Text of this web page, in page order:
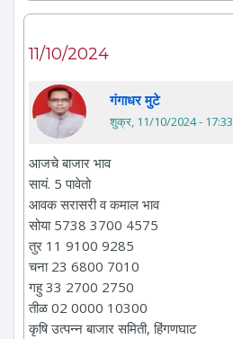
11/10/2024
गंगाधर मुटे
शुक्र, 11/10/2024 - 17:33
आजचे बाजार भाव
सायं. 5 पावेतो
आवक सरासरी व कमाल भाव
सोया 5738 3700 4575
तुर 11 9100 9285
चना 23 6800 7010
गहु 33 2700 2750
तीळ 02 0000 10300
कृषि उत्पन्न बाजार समिती, हिंगणघाट